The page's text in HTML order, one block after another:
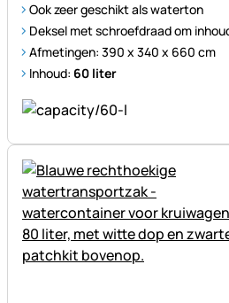
Ook zeer geschikt als waterton
Deksel met schroefdraad om
Afmetingen: 390 x 340 x 660 cm
Inhoud: 60 liter